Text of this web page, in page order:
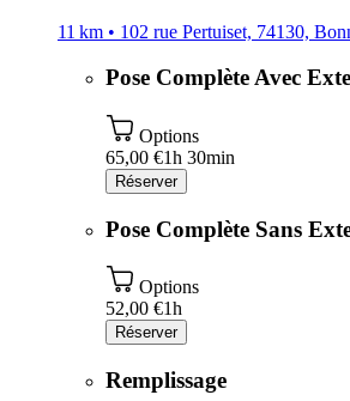
11 km • 102 rue Pertuiset, 74130,
Pose Complète Avec
Options
65,00 €1h 30min
Réserver
Pose Complète Sans
Options
52,00 €1h
Réserver
Remplissage